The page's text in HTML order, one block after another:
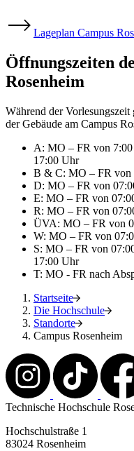
Lageplan Campus
Öffnungszeiten
Rosenheim
Während der
der Gebäude am Campus
A: MO – FR von
17:00 Uhr
B & C: MO – FR von
D: MO – FR von
E: MO – FR von
R: MO – FR von
ÜVA: MO – FR von
W: MO – FR von
S: MO – FR von
17:00 Uhr
T: MO - FR nach
Startseite
Die Hochschule
Standorte
Campus Rosenheim
Technische Hochschule
Hochschulstraße 1
83024 Rosenheim